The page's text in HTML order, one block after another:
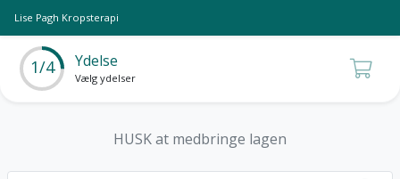
Lise Pagh Kropsterapi
1/4 Ydelse
Vælg ydelser
HUSK at medbringe lagen